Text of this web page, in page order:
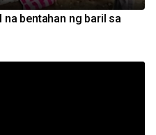
bentahan ng baril sa